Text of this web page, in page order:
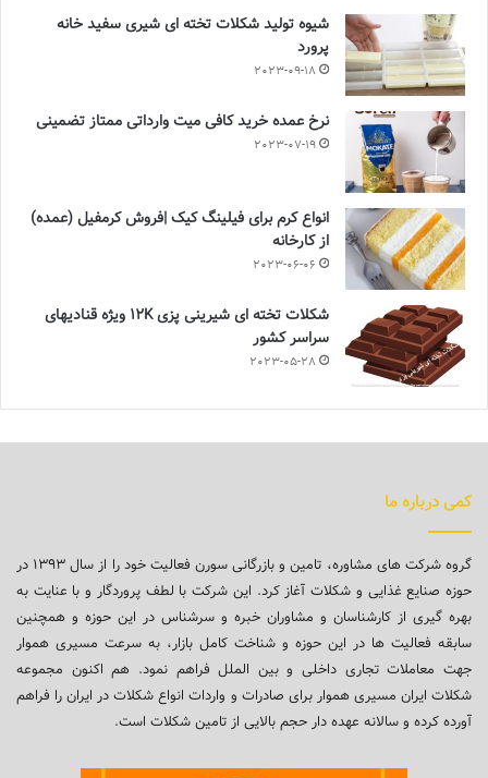
شیوه تولید شکلات تخته ای شیری سفید خانه
پرورد
2023-09-18
نرخ عمده خرید کافی میت وارداتی ممتاز تضمینی
2023-07-19
انواع کرم برای فیلینگ کیک |فروش کرمفیل (عمده)
از کارخانه
2023-06-06
شکلات تخته ای شیرینی پزی 12K ویژه قنادیهای
سراسر کشور
2023-05-28
کمی درباره ما
گروه شرکت های مشاوره، تامین و بازرگانی سورن فعالیت خود را از سال ۱۳۹۳ در
حوزه صنایع غذایی و شکلات آغاز کرد. این شرکت با لطف پروردگار و با عنایت به
بهره گیری از کارشناسان و مشاوران خبره و سرشناس در این حوزه و همچنین
سابقه فعالیت ها در این حوزه و شناخت کامل بازار، به سرعت مسیری هموار
جهت معاملات تجاری داخلی و بین الملل فراهم نمود. هم اکنون مجموعه
شکلات ایران مسیری هموار برای صادرات و واردات انواع شکلات در ایران را فراهم
آورده کرده و سالانه عهده دار حجم بالایی از تامین شکلات است.